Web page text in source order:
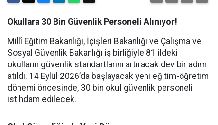
Okullara 30 Bin Güvenlik Personeli Alınıyor!
Millî Eğitim Bakanlığı, İçişleri Bakanlığı ve Çalışma ve
Sosyal Güvenlik Bakanlığı iş birliğiyle 81 ildeki
okulların güvenlik standartlarını artıracak dev bir adım
atıldı. 14 Eylül 2026’da başlayacak yeni eğitim-öğretim
dönemi öncesinde, 30 bin okul güvenlik personeli
istihdam edilecek.